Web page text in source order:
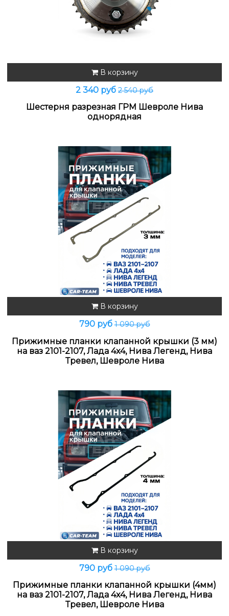
В корзину
2 340 руб 2 540 руб
Шестерня разрезная ГРМ Шевроле Нива
однорядная
В корзину
790 руб1 090 руб
Прижимные планки клапанной крышки (3 мм)
на ваз 2101-2107, Лада 4х4, Нива Легенд, Нива
Тревел, Шевроле Нива
В корзину
790 руб1 090 руб
Прижимные планки клапанной крышки (4мм)
на ваз 2101-2107, Лада 4х4, Нива Легенд, Нива
Тревел, Шевроле Нива